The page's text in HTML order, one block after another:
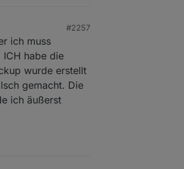
#2257
ich muss
habe die
wurde erstellt
gemacht. Die
ich äußerst